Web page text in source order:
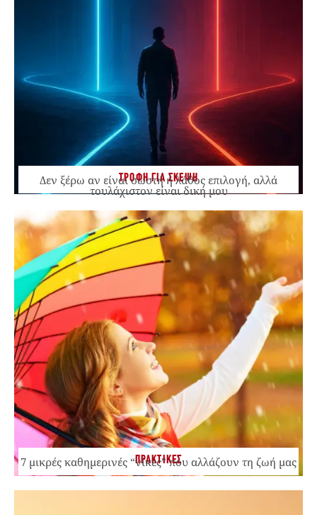
ΤΡΟΦΗ ΓΙΑ ΣΚΕΨΗ
Δεν ξέρω αν είναι σωστή ή λάθος επιλογή, αλλά
τουλάχιστον είναι δική μου
ΠΡΑΚΤΙΚΕΣ
7 μικρές καθημερινές “νίκες” που αλλάζουν τη ζωή μας